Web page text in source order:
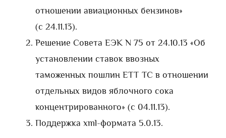
отношении авиационных бензинов»
(с 24.11.13).
Решение Совета ЕЭК N 75 от 24.10.13 «Об
установлении ставок ввозных
таможенных пошлин ЕТТ ТС в отношении
отдельных видов яблочного сока
концентрированного» (с 04.11.13).
Поддержка xml-формата 5.0.13.